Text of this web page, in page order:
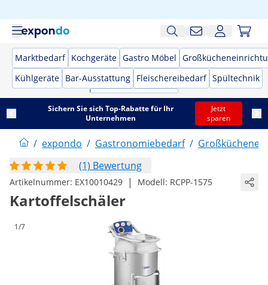
Marktbedarf Kochgeräte Gastro Möbel
Kühlgeräte Bar-Ausstattung Fleischereibedarf Spültechnik
Sichern Sie sich Top-Rabatte für Ihr
Unternehmen
Jetzt
sparen
/ expondo / Gastronomiebedarf /
(1) Bewertung
Artikelnummer: EX10010429 | Modell: RCPP-1575
Kartoffelschäler
1/7